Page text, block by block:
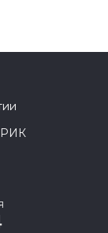
РИК